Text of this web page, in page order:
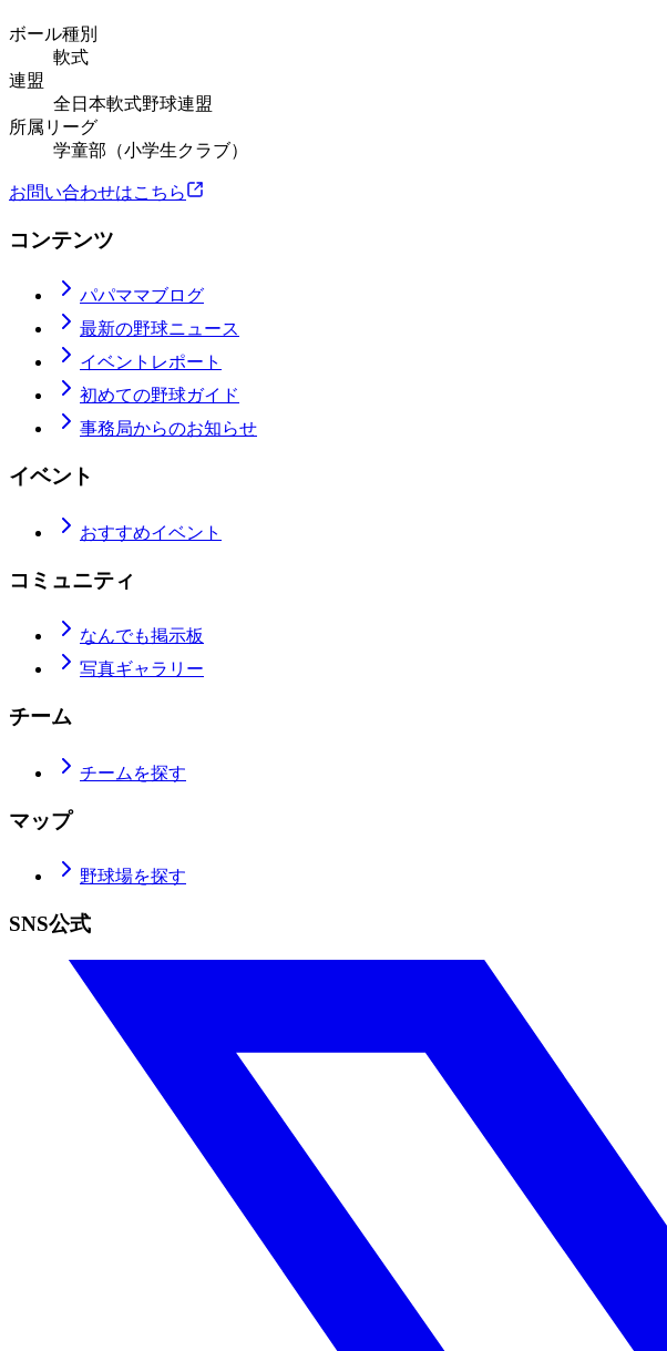
ボール種別
軟式
連盟
全日本軟式野球連盟
所属リーグ
学童部（小学生クラブ）
お問い合わせはこちら
コンテンツ
パパママブログ
最新の野球ニュース
イベントレポート
初めての野球ガイド
事務局からのお知らせ
イベント
おすすめイベント
コミュニティ
なんでも掲示板
写真ギャラリー
チーム
チームを探す
マップ
野球場を探す
SNS公式